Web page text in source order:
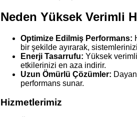
Neden Yüksek Verimli
Optimize Edilmiş Performans:
bir şekilde ayırarak,
Enerji Tasarrufu: Yüksek
etkilerinizi en aza indirir.
Uzun Ömürlü Çözümler:
performans sunar.
Hizmetlerimiz